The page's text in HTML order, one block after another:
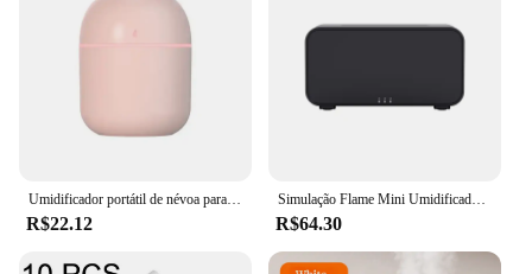
Umidificador portátil de névoa para carro, Difusor de óleo essencial, Aroma molhado duplo, Mini Cup Spray, Umidificador de ar USB, 220ml, H2o
R$22.12
Simulação Flame Mini Umidificador De Ar, Máquina De Aromaterapia, LED Temporizador De Luz Colorida, Difusor De Perfume Doméstico, Novo
R$64.30